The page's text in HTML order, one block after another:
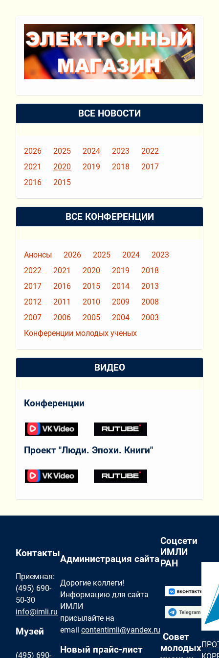
ВСЕ НОВОСТИ
2026 2025 2024 2023
2022
2021
2020 2019 2018
2017
2016
2015
ВСЕ КОНФЕРЕНЦИИ
Анонсы 2026 2025 2024
2023
2022
2021 2020 2019
2018
2017
2016 2015 2014
2013
2012
2011 2010 2009
2008
2007
2006 2005 2004
2003
Конференции молодых ученых
ВИДЕО
Конференции
Проект "Люди. Эпохи. Книги"
Контакты
Приемная:
(495) 690-
50-30
info@imli.ru
Музей
(495) 690-
Администрация сайта
Дорогие коллеги!
Информацию для сайта
ИМЛИ
присылайте на
email contentimli@yandex.ru
Новый прайс-лист
Соцсети
ИМЛИ
РАН
Совет
молодых